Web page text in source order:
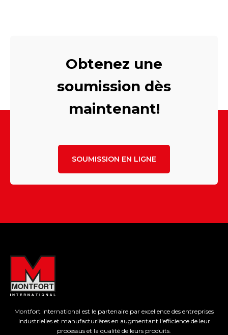
Obtenez une
soumission dès
maintenant!
SOUMISSION EN LIGNE
Montfort International est le partenaire par excellence des entreprises
industrielles et manufacturières en augmentant l'efficience de leur
processus et la qualité de leurs produits.